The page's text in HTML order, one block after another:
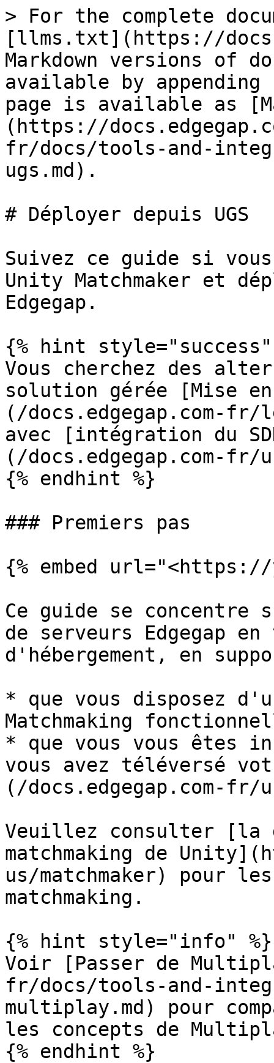
> For the complete
[llms.txt](https://
Markdown versions of
available by
page is available as
(https://
fr/docs/tools-and-
ugs.md).
# Déployer depuis UGS
Suivez ce guide si
Unity Matchmaker et
Edgegap.
{% hint style="success"
Vous cherchez des
solution gérée [Mise
(/docs.edgegap.com-
avec [intégration du
(/docs.edgegap.com-
{% endhint %}
### Premiers pas
{% embed url="<https://
Ce guide se
de serveurs Edgegap
d'hébergement, en
* que vous disposez
Matchmaking
* que vous vous êtes
vous avez téléversé
(/docs.edgegap.com-fr/
Veuillez consulter [la
matchmaking de
us/matchmaker) pour
matchmaking.
{% hint style="info" %}
Voir [Passer de
fr/docs/tools-and-
multiplay.md) pour
les concepts de
{% endhint %}